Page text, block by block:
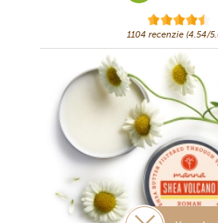
1104 recenzie (4.54/